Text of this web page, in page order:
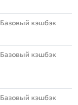
Базовый кэшбэк
Базовый кэшбэк
Базовый кэшбэк